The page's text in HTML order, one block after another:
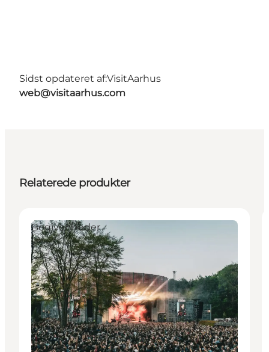
Sidst opdateret af:VisitAarhus
web@visitaarhus.com
Relaterede produkter
Begivenheder